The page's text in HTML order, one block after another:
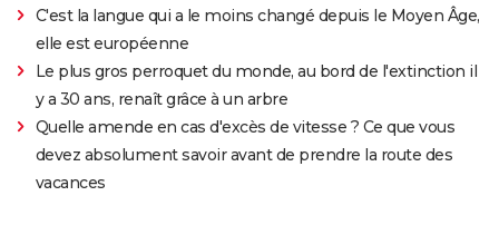
C'est la langue qui a le moins changé depuis le Moyen Âge,
elle est européenne
Le plus gros perroquet du monde, au bord de l'extinction il
y a 30 ans, renaît grâce à un arbre
Quelle amende en cas d'excès de vitesse ? Ce que vous
devez absolument savoir avant de prendre la route des
vacances